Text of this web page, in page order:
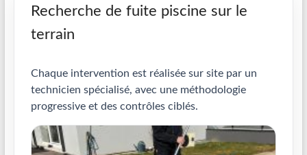
Recherche de fuite piscine sur le
terrain
Chaque intervention est réalisée sur site par un
technicien spécialisé, avec une méthodologie
progressive et des contrôles ciblés.